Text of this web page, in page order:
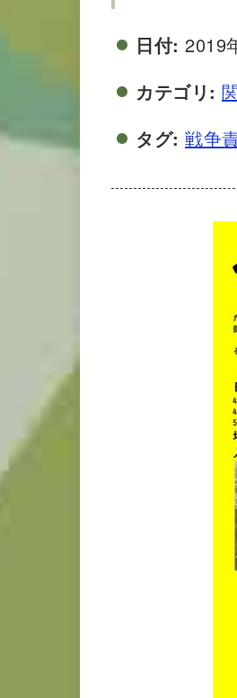
日付: 2019
カテゴリ:
タグ: 戦争